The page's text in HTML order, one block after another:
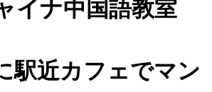
イナ中国語教室
駅近カフェでマン